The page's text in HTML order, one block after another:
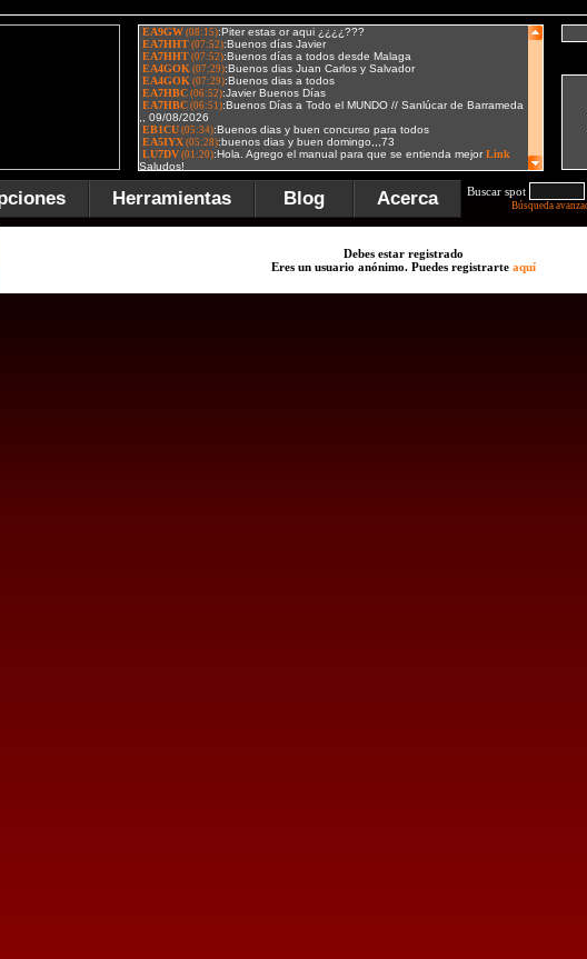
Herramientas Blog Acerca Buscar spot
Búsqueda
Debes estar registrado
Eres un usuario anónimo. Puedes registrarte aquí